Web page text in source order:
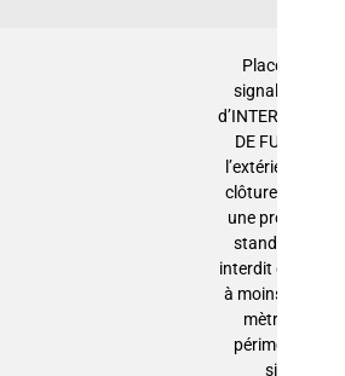
Placer une
signalisation
d’INTERDICTION
DE FUMER à
l’extérieur de la
clôture et avoir
une procédure
standard qui
interdit de fumer
à moins de 100
mètres du
périmètre du
site.